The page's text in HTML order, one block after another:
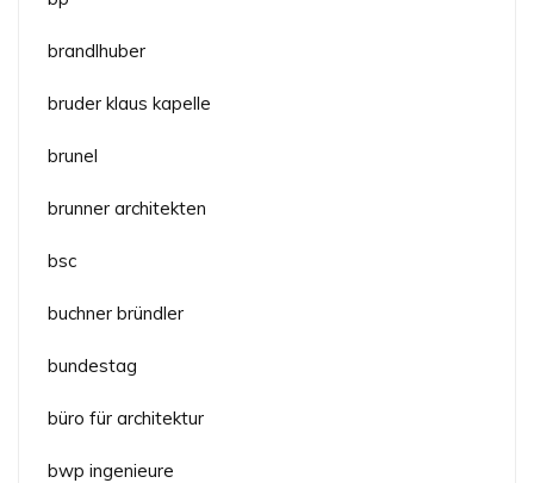
brandlhuber
bruder klaus kapelle
brunel
brunner architekten
bsc
buchner bründler
bundestag
büro für architektur
bwp ingenieure